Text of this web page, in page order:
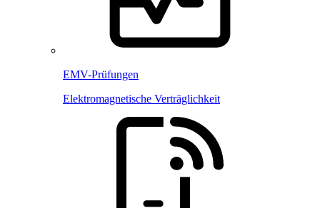
EMV-Prüfungen
Elektromagnetische Verträglichkeit